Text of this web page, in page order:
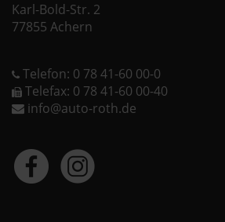
Karl-Bold-Str. 2
77855 Achern
Telefon: 0 78 41-60 00-0
Telefax: 0 78 41-60 00-40
info@auto-roth.de